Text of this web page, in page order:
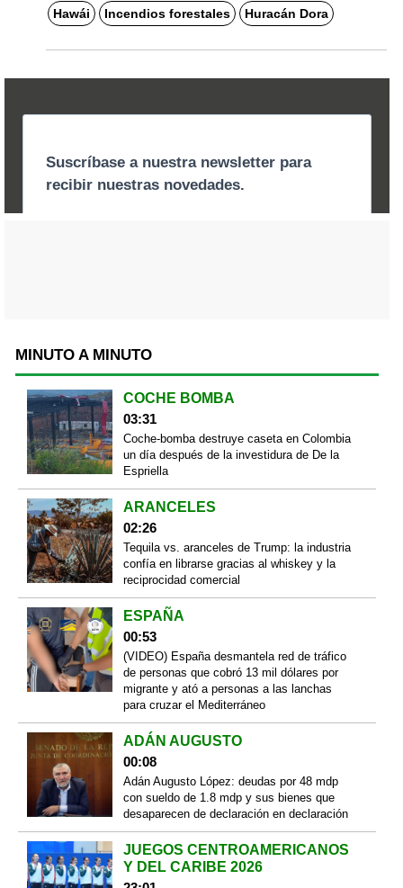
Hawái Incendios forestales Huracán Dora
MINUTO A MINUTO
COCHE BOMBA
03:31
Coche-bomba destruye caseta en Colombia
un día después de la investidura de De la
Espriella
ARANCELES
02:26
Tequila vs. aranceles de Trump: la industria
confía en librarse gracias al whiskey y la
reciprocidad comercial
ESPAÑA
00:53
(VIDEO) España desmantela red de tráfico
de personas que cobró 13 mil dólares por
migrante y ató a personas a las lanchas
para cruzar el Mediterráneo
ADÁN AUGUSTO
00:08
Adán Augusto López: deudas por 48 mdp
con sueldo de 1.8 mdp y sus bienes que
desaparecen de declaración en declaración
JUEGOS CENTROAMERICANOS
Y DEL CARIBE 2026